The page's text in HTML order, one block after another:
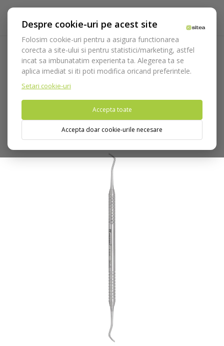
Despre cookie-uri pe acest site
Folosim cookie-uri pentru a asigura functionarea
corecta a site-ului si pentru statistici/marketing, astfel
incat sa imbunatatim experienta ta. Alegerea ta se
aplica imediat si iti poti modifica oricand preferintele.
Setari cookie-uri
Accepta toate
Accepta doar cookie-urile necesare
Acasa Instrumentar
Diagnostic, parodontologie si
restaurare
Restaurare
Instrumente smalt/dentina
Instrument smalt/dentina Black 28 cod 612/28
Nu puteti plasa comenzi din tara din care accesati website-ul
(United States).